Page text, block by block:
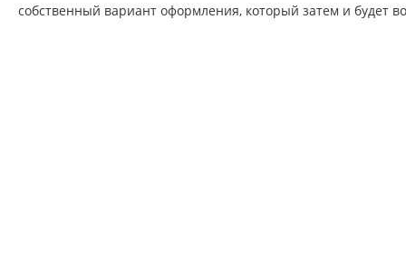
собственный вариант оформления, который затем и будет